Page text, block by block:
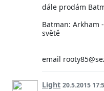
dále prodám
Batman: Arkham
světě
email
Light 20.5.2015